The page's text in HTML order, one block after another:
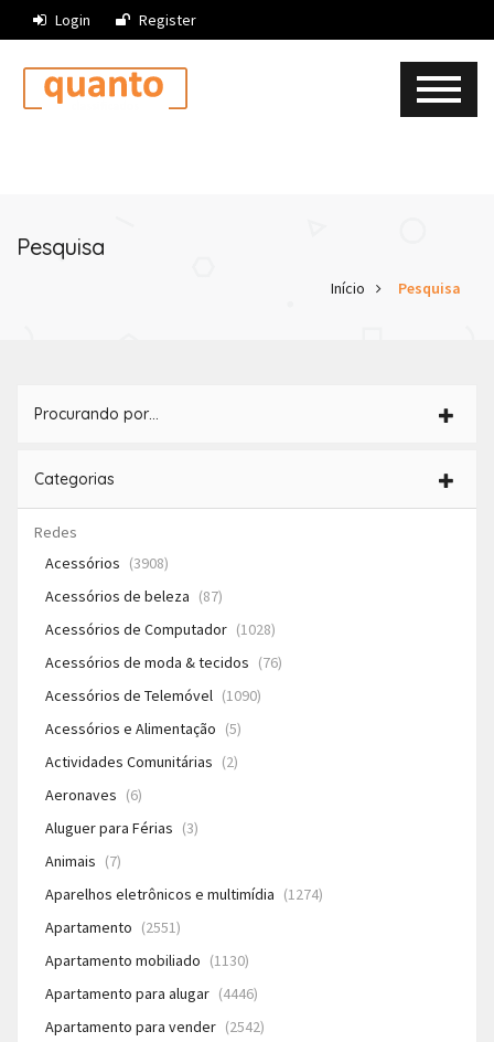
Login Register
Pesquisa
Início Pesquisa
Procurando por…
Categorias
Redes
Acessórios (3908)
Acessórios de beleza (87)
Acessórios de Computador (1028)
Acessórios de moda & tecidos (76)
Acessórios de Telemóvel (1090)
Acessórios e Alimentação (5)
Actividades Comunitárias (2)
Aeronaves (6)
Aluguer para Férias (3)
Animais (7)
Aparelhos eletrônicos e multimídia (1274)
Apartamento (2551)
Apartamento mobiliado (1130)
Apartamento para alugar (4446)
Apartamento para vender (2542)